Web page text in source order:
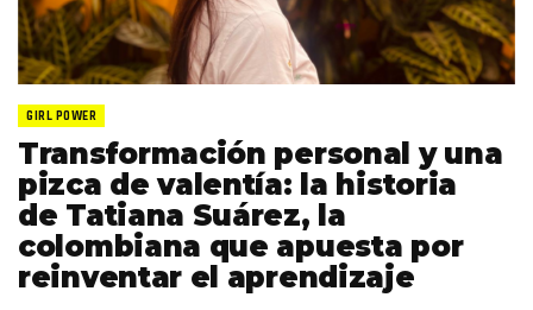
GIRL POWER
Transformación personal y una
pizca de valentía: la historia
de Tatiana Suárez, la
colombiana que apuesta por
reinventar el aprendizaje